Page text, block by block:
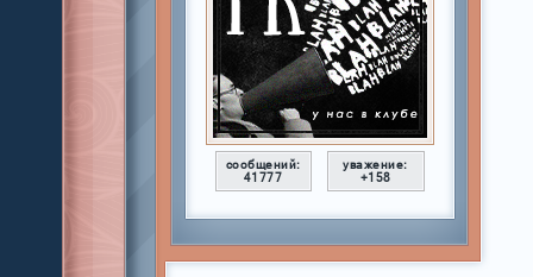
сообщений:
41777
уважение:
+158